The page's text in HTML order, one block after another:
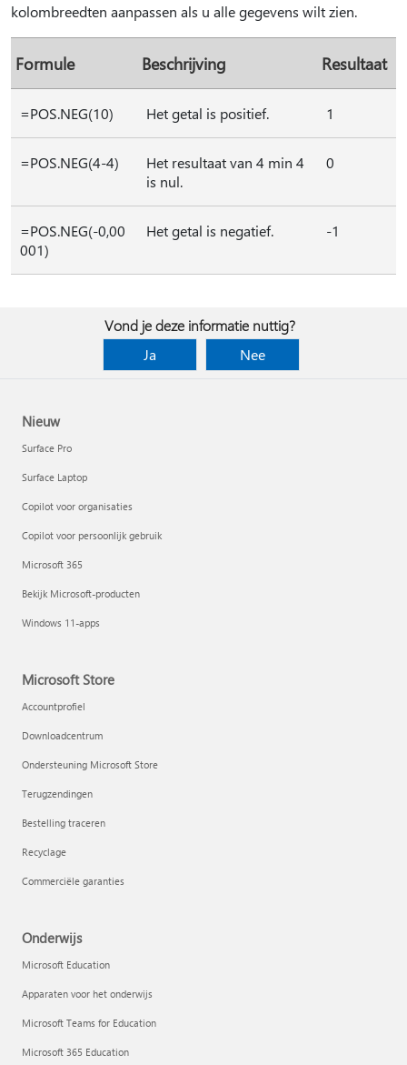
kolombreedten aanpassen als u alle gegevens wilt zien.
Formule Beschrijving Resultaat
=POS.NEG(10) Het getal is positief. 1
=POS.NEG(4-4)
Het resultaat van 4 min 4
is nul.
0
=POS.NEG(-0,00
001)
Het getal is negatief. -1
Vond je deze informatie nuttig?
Ja
Nee
Nieuw
Surface Pro
Surface Laptop
Copilot voor organisaties
Copilot voor persoonlijk gebruik
Microsoft 365
Bekijk Microsoft-producten
Windows 11-apps
Microsoft Store
Accountprofiel
Downloadcentrum
Ondersteuning Microsoft Store
Terugzendingen
Bestelling traceren
Recyclage
Commerciële garanties
Onderwijs
Microsoft Education
Apparaten voor het onderwijs
Microsoft Teams for Education
Microsoft 365 Education